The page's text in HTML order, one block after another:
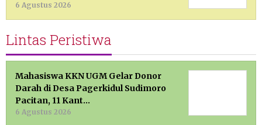
6 Agustus 2026
Lintas Peristiwa
Mahasiswa KKN UGM Gelar Donor
Darah di Desa Pagerkidul Sudimoro
Pacitan, 11 Kant…
6 Agustus 2026